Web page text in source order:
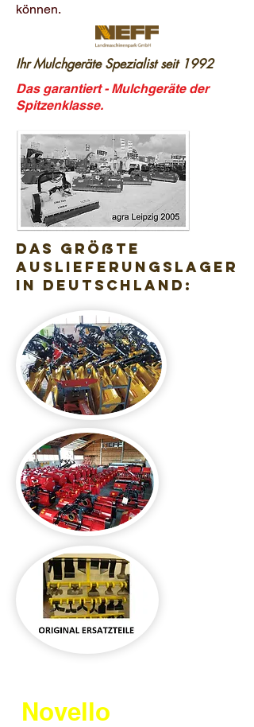
können.
Ihr Mulchgeräte Spezialist seit 1992
Das garantiert - Mulchgeräte der
Spitzenklasse.
Das größte
Auslieferungslager
IN Deutschland:
Novello